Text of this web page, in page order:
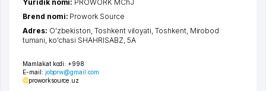
Mamlakat kodi: +998
E-mail: jobprw@gmail.com
proworksource.uz
Yuridik nomi: PROWORK MChJ
Brend nomi: Prowork Source
Adres: O'zbekiston,Toshkent viloyati ,Toshkent, Mirobod
tumani ko'chasi SHAHRISABZ , 5А